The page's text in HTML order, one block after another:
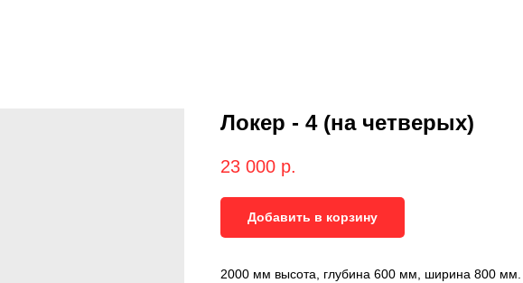
Локер - 4 (на четверых)
23 000 р.
Добавить в корзину
2000 мм высота, глубина 600 мм, ширина 800